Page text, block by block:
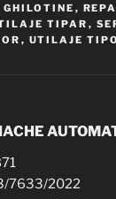
,
TIPAR ,
, UTILAJE
7633/2022